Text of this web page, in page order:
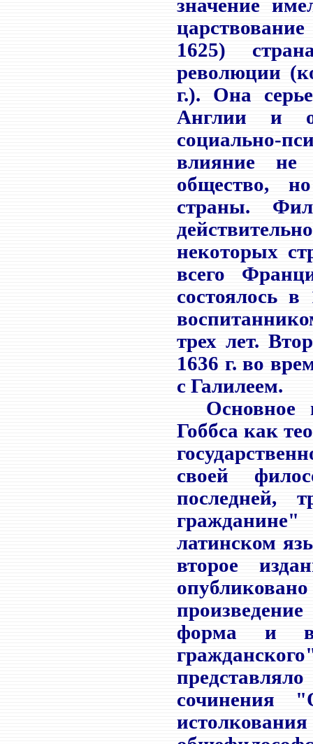
значение
1625)
революции
г.). Она
Англии и
социально-
влияние не
общество,
страны.
некоторых
всего
состоялось
трех лет.
1636 г. во
с Галилеем.
Основное
Гоббса как
своей
последней,
латинском
второе
форма и
сочинения